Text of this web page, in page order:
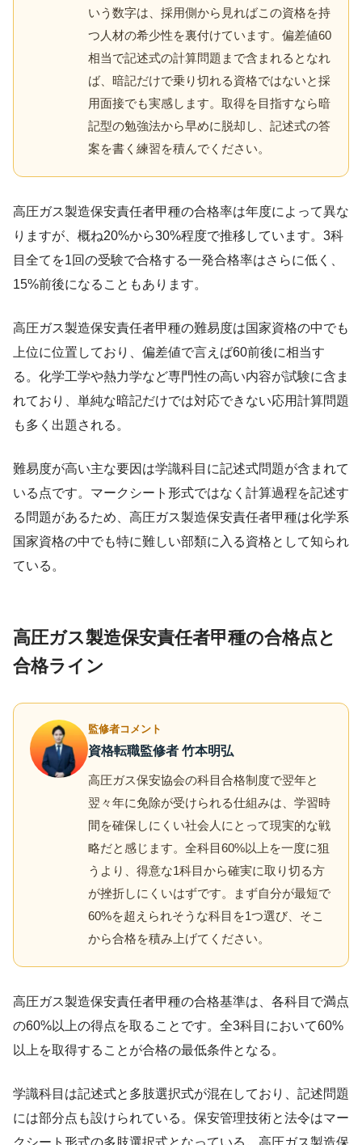
いう数字は、採用側から見ればこの資格を持
つ人材の希少性を裏付けています。偏差値60
相当で記述式の計算問題まで含まれるとなれ
ば、暗記だけで乗り切れる資格ではないと採
用面接でも実感します。取得を目指すなら暗
記型の勉強法から早めに脱却し、記述式の答
案を書く練習を積んでください。
高圧ガス製造保安責任者甲種の合格率は年度によって異な
りますが、概ね20%から30%程度で推移しています。3科
目全てを1回の受験で合格する一発合格率はさらに低く、
15%前後になることもあります。
高圧ガス製造保安責任者甲種の難易度は国家資格の中でも
上位に位置しており、偏差値で言えば60前後に相当す
る。化学工学や熱力学など専門性の高い内容が試験に含ま
れており、単純な暗記だけでは対応できない応用計算問題
も多く出題される。
難易度が高い主な要因は学識科目に記述式問題が含まれて
いる点です。マークシート形式ではなく計算過程を記述す
る問題があるため、高圧ガス製造保安責任者甲種は化学系
国家資格の中でも特に難しい部類に入る資格として知られ
ている。
高圧ガス製造保安責任者甲種の合格点と
合格ライン
監修者コメント
資格転職監修者 竹本明弘
高圧ガス保安協会の科目合格制度で翌年と
翌々年に免除が受けられる仕組みは、学習時
間を確保しにくい社会人にとって現実的な戦
略だと感じます。全科目60%以上を一度に狙
うより、得意な1科目から確実に取り切る方
が挫折しにくいはずです。まず自分が最短で
60%を超えられそうな科目を1つ選び、そこ
から合格を積み上げてください。
高圧ガス製造保安責任者甲種の合格基準は、各科目で満点
の60%以上の得点を取ることです。全3科目において60%
以上を取得することが合格の最低条件となる。
学識科目は記述式と多肢選択式が混在しており、記述問題
には部分点も設けられている。保安管理技術と法令はマー
クシート形式の多肢選択式となっている。高圧ガス製造保